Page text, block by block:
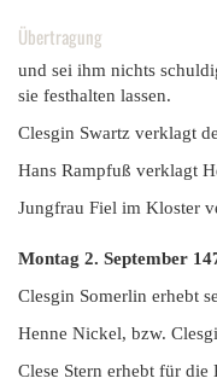
Übertragung
und sei ihm nichts
sie festhalten lassen.
Clesgin Swartz verklagt
Hans Rampfuß verklagt
Jungfrau Fiel im Kloster
Montag 2. September
Clesgin Somerlin erhebt
Henne Nickel, bzw.
Clese Stern erhebt für